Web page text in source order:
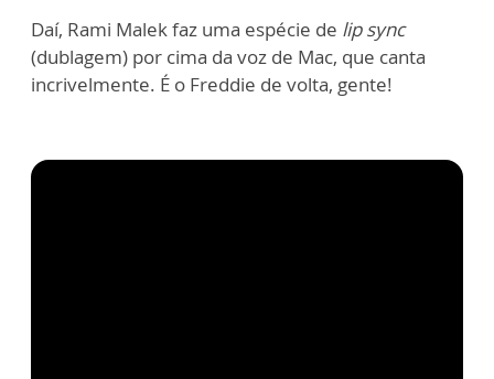
Daí, Rami Malek faz uma espécie de lip sync
(dublagem) por cima da voz de Mac, que canta
incrivelmente. É o Freddie de volta, gente!